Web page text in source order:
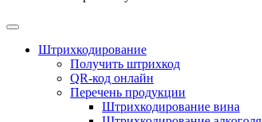
Штрихкодирование
Получить штрихкод
QR-код онлайн
Перечень продукции
Штрихкодирование вина